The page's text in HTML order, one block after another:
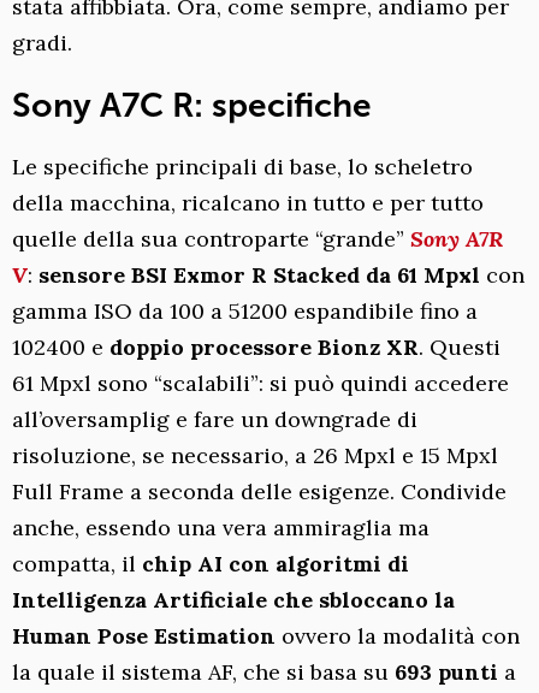
stata affibbiata. Ora, come sempre, andiamo per
gradi.
Sony A7C R: specifiche
Le specifiche principali di base, lo scheletro
della macchina, ricalcano in tutto e per tutto
quelle della sua controparte “grande” Sony A7R
V: sensore BSI Exmor R Stacked da 61 Mpxl con
gamma ISO da 100 a 51200 espandibile fino a
102400 e doppio processore Bionz XR. Questi
61 Mpxl sono “scalabili”: si può quindi accedere
all’oversamplig e fare un downgrade di
risoluzione, se necessario, a 26 Mpxl e 15 Mpxl
Full Frame a seconda delle esigenze. Condivide
anche, essendo una vera ammiraglia ma
compatta, il chip AI con algoritmi di
Intelligenza Artificiale che sbloccano la
Human Pose Estimation ovvero la modalità con
la quale il sistema AF, che si basa su 693 punti a